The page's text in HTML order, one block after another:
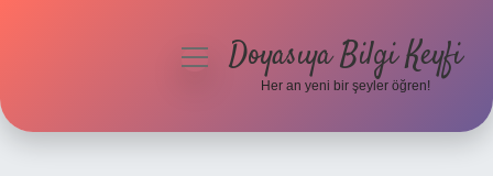
menüyüDoyasıya Bilgi Keyfi
Her an yeni bir şeyler öğren!